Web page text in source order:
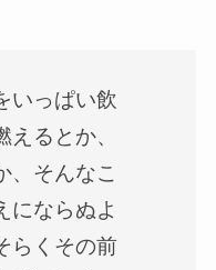
いっぱい飲
るとか、
、そんなこ
にならぬよ
らくその前